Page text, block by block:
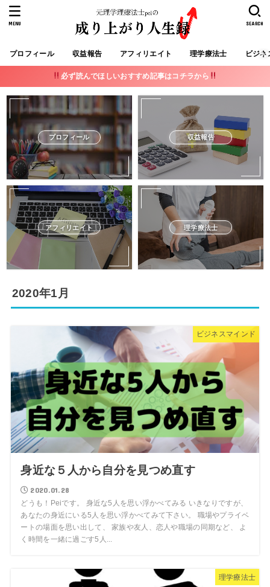
プロフィール 収益報告 アフィリエイト 理学療法士 ビジネ
SEARCH
MENU
必ず読んでほしいおすすめ記事はコチラから
プロフィール 収益報告
アフィリエイト 理学療法士
2020年1月
ビジネスマインド
身近な５人から自分を見つめ直す
2020.01.28
どうも！Peiです。 身近な5人を思い浮かべてみる いきなりですが、
あなたの身近にいる5人を思い浮かべてみて下さい。 職場やプライベ
ートの場面を思い出して、 家族や友人、恋人や職場の同期など、 よ
く時間を一緒に過ごす5人...
理学療法士